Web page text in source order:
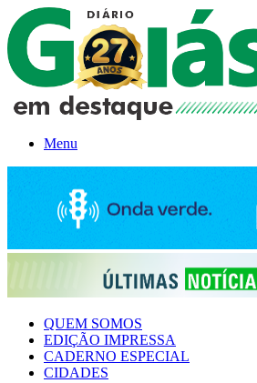
Menu
QUEM SOMOS
EDIÇÃO IMPRESSA
CADERNO ESPECIAL
CIDADES